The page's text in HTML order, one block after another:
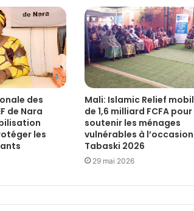
des
de Nara
les
Mali: Islamic Relief
de 1,6 milliard FCFA pour
soutenir les ménages
vulnérables à
Tabaski 2026
29 mai 2026